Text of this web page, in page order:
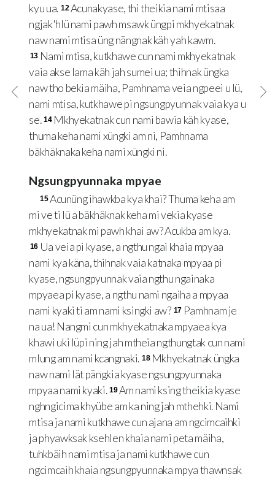
kyu ua. 12 Acunakyase, thi theikia nami mtisaa
ngjak'hlü nami pawh msawk üngpi mkhyekatnak
naw nami mtisa üng nängnak käh yah kawm.
13 Nami mtisa, kutkhawe cun nami mkhyekatnak
vaia akse lama käh jah sumei ua; thihnak üngka
naw tho bekia mäiha, Pamhnama veia ngpeei u lü,
nami mtisa, kutkhawe pi ngsungpyunnak vaia kya u
se. 14 Mkhyekatnak cun nami bawia käh kyase,
thuma keha nami xüngki am ni, Pamhnama
bäkhäknaka keha nami xüngki ni.
Ngsungpyunnaka mpyae
15Acunüng ihawkba kya khai? Thuma keha am
mi ve ti lü a bäkhäknak keha mi vekia kyase
mkhyekatnak mi pawh khai aw? Acukba am kya.
16 Ua veia pi kyase, a ngthu ngai khaia mpyaa
nami kya käna, thihnak vaia katnaka mpyaa pi
kyase, ngsungpyunnak vaia ngthu ngainaka
mpyaea pi kyase, a ngthu nami ngaiha a mpyaa
nami kyaki ti am nami ksingki aw? 17 Pamhnam je
na ua! Nangmi cun mkhyekatnaka mpyaea kya
khawi uki lüpi ning jah mtheia ngthungtak cun nami
mlung am nami kcangnaki. 18 Mkhyekatnak üngka
naw nami lät pängkia kyase ngsungpyunnaka
mpyaa nami kyaki. 19Am nami ksing theikia kyase
nghngicima khyübe am ka ning jah mthehki. Nami
mtisa ja nami kutkhawe cun ajana am ngcimcaihki
ja phyawksak ksehlen khaia nami peta mäiha,
tuhkbäih nami mtisa ja nami kutkhawe cun
ngcimcaih khaia ngsungpyunnaka mpya thawnsak